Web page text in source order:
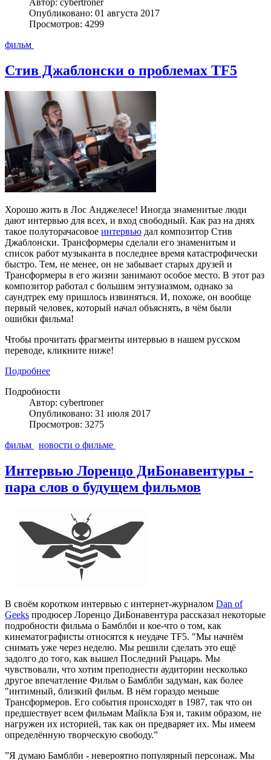
Автор: cybertroner
Опубликовано: 01 августа 2017
Просмотров: 4299
фильм
Стив Джаблонски о проблемах TF5
Хорошо жить в Лос Анджелесе! Иногда знаменитые люди
дают интервью для всех, и вход свободный. Как раз на днях
такое полуторачасовое интервью дал композитор Стив
Джаблонски. Трансформеры сделали его знаменитым и
список работ музыканта в последнее время катастрофически
быстро. Тем, не менее, он не забывает старых друзей и
Трансформеры в его жизни занимают особое место. В этот раз
композитор работал с большим энтузиазмом, однако за
саундтрек ему пришлось извиняться. И, похоже, он вообще
первый человек, который начал объяснять, в чём были
ошибки фильма!
Чтобы прочитать фрагменты интервью в нашем русском
переводе, кликните ниже!
Подробнее
Подробности
Автор: cybertroner
Опубликовано: 31 июля 2017
Просмотров: 3275
фильм
новости о фильме
Интервью Лоренцо ДиБонавентуры -
пара слов о будущем фильмов
В своём коротком интервью с интернет-журналом Dan of
Geeks продюсер Лоренцо ДиБонавентура рассказал некоторые
подробности фильма о Бамблби и кое-что о том, как
кинематографисты относятся к неудаче TF5. "Мы начнём
снимать уже через неделю. Мы решили сделать это ещё
задолго до того, как вышел Последний Рыцарь. Мы
чувствовали, что хотим преподнести аудитории несколько
другое впечатление Фильм о Бамблби задуман, как более
"интимный, близкий фильм. В нём гораздо меньше
Трансформеров. Его события происходят в 1987, так что он
предшествует всем фильмам Майкла Бэя и, таким образом, не
нагружен их историей, так как он предваряет их. Мы имеем
определённую творческую свободу.”
”Я думаю Бамблби - невероятно популярный персонаж. Мы